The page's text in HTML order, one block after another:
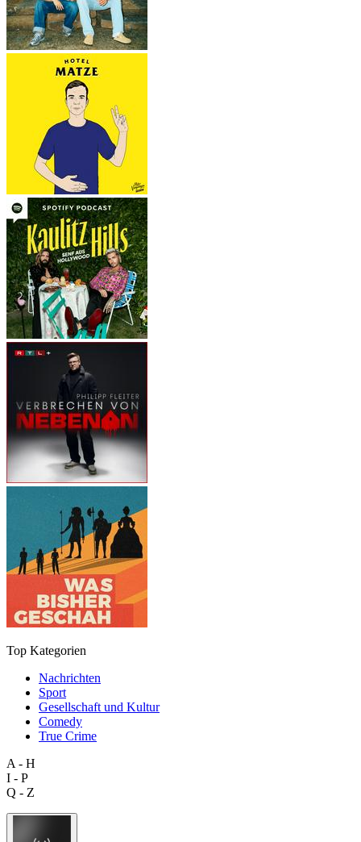
Top Kategorien
Nachrichten
Sport
Gesellschaft und Kultur
Comedy
True Crime
A - H
I - P
Q - Z